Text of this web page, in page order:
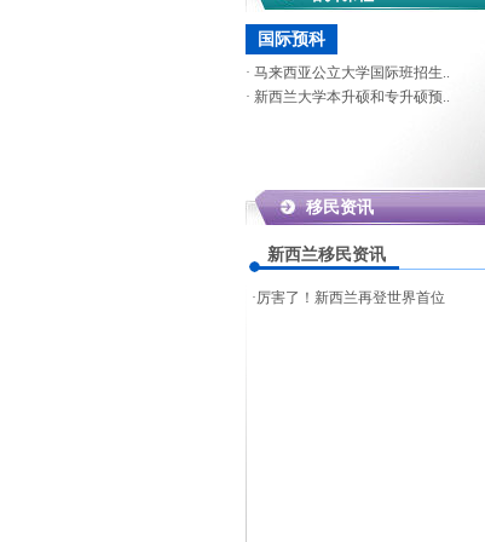
国际预科
· 马来西亚公立大学国际班招生..
· 新西兰大学本升硕和专升硕预..
移民资讯
新西兰移民资讯
·厉害了！新西兰再登世界首位